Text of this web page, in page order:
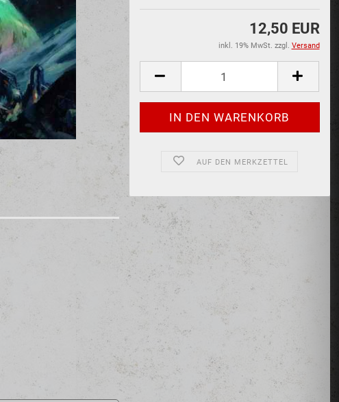
12,50 EUR
inkl. 19% MwSt. zzgl. Versand
AUF DEN MERKZETTEL